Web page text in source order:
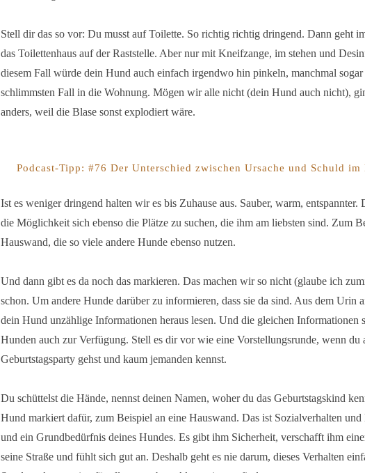
Stell dir das so vor: Du musst auf Toilette. So richtig richtig dringend. Dann geht
das Toilettenhaus auf der Raststelle. Aber nur mit Kneifzange, im stehen und
diesem Fall würde dein Hund auch einfach irgendwo hin pinkeln, manchmal
schlimmsten Fall in die Wohnung. Mögen wir alle nicht (dein Hund auch nicht),
anders, weil die Blase sonst explodiert wäre.
Podcast-Tipp: #76 Der Unterschied zwischen Ursache und Schuld im
Ist es weniger dringend halten wir es bis Zuhause aus. Sauber, warm, entspannter.
die Möglichkeit sich ebenso die Plätze zu suchen, die ihm am liebsten sind. Zum
Hauswand, die so viele andere Hunde ebenso nutzen.
Und dann gibt es da noch das markieren. Das machen wir so nicht (glaube ich
schon. Um andere Hunde darüber zu informieren, dass sie da sind. Aus dem Urin
dein Hund unzählige Informationen heraus lesen. Und die gleichen Informationen
Hunden auch zur Verfügung. Stell es dir vor wie eine Vorstellungsrunde, wenn du
Geburtstagsparty gehst und kaum jemanden kennst.
Du schüttelst die Hände, nennst deinen Namen, woher du das Geburtstagskind
Hund markiert dafür, zum Beispiel an eine Hauswand. Das ist Sozialverhalten
und ein Grundbedürfnis deines Hundes. Es gibt ihm Sicherheit, verschafft ihm
seine Straße und fühlt sich gut an. Deshalb geht es nie darum, dieses Verhalten